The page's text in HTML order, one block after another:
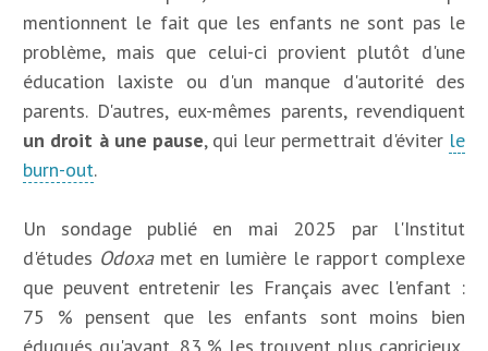
mentionnent le fait que les enfants ne sont pas le
problème, mais que celui-ci provient plutôt d'une
éducation laxiste ou d'un manque d'autorité des
parents. D'autres, eux-mêmes parents, revendiquent
un droit à une pause, qui leur permettrait d'éviter le
burn-out.
Un sondage publié en mai 2025 par l'Institut
d'études Odoxamet en lumière le rapport complexe
que peuvent entretenir les Français avec l'enfant :
75 % pensent que les enfants sont moins bien